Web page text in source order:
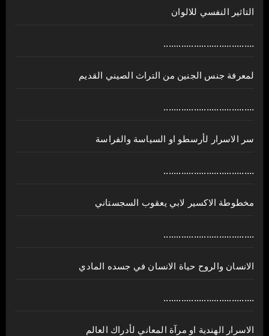
التاثير النفسي للالوان
....................................
لمعرفة جنس الجنين من التراث الصيني القديم
....................................
سر الاسرار لأرسطو او السياسة والفراسة
....................................
مخطوطة الاكسير لابي يعقوب السجستاني
....................................
الانسان والروح حياة الانسان في جسده المادي
....................................
الاسرار الهندية او مرآة المعاني لأدراك العالم